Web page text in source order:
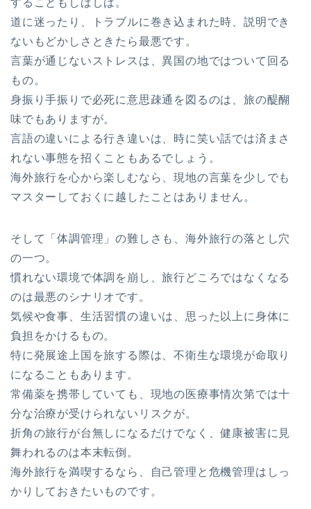
道に迷ったり、トラブルに巻き込まれた時、説明でき
ないもどかしさときたら最悪です。
言葉が通じないストレスは、異国の地ではついて回る
もの。
身振り手振りで必死に意思疎通を図るのは、旅の醍醐
味でもありますが。
言語の違いによる行き違いは、時に笑い話では済まさ
れない事態を招くこともあるでしょう。
海外旅行を心から楽しむなら、現地の言葉を少しでも
マスターしておくに越したことはありません。
そして「体調管理」の難しさも、海外旅行の落とし穴
の一つ。
慣れない環境で体調を崩し、旅行どころではなくなる
のは最悪のシナリオです。
気候や食事、生活習慣の違いは、思った以上に身体に
負担をかけるもの。
特に発展途上国を旅する際は、不衛生な環境が命取り
になることもあります。
常備薬を携帯していても、現地の医療事情次第では十
分な治療が受けられないリスクが。
折角の旅行が台無しになるだけでなく、健康被害に見
舞われるのは本末転倒。
海外旅行を満喫するなら、自己管理と危機管理はしっ
かりしておきたいものです。